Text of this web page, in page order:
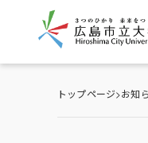
トップページ>お知